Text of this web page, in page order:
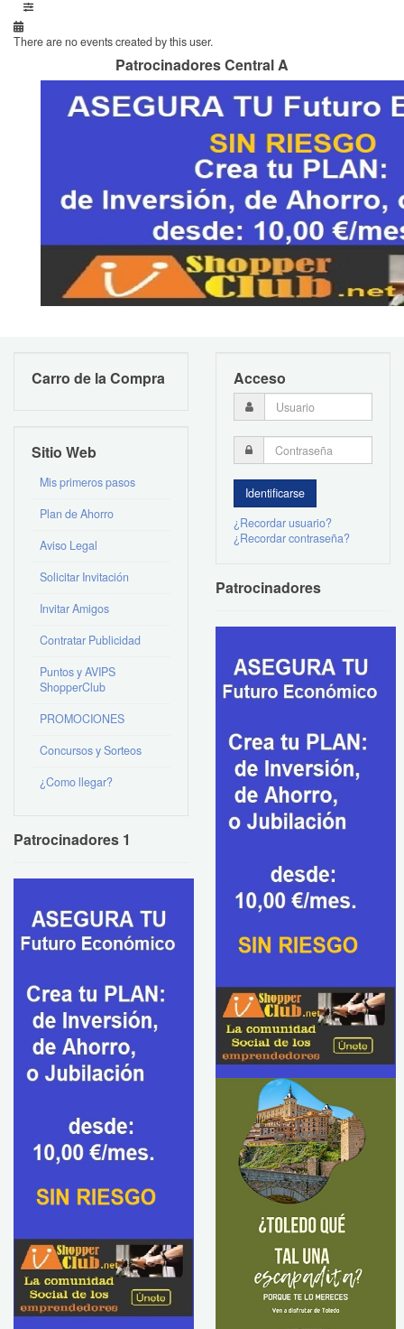
There are no events created by this user.
Patrocinadores Central A
Carro de la Compra
Sitio Web
Mis primeros pasos
Plan de Ahorro
Aviso Legal
Solicitar Invitación
Invitar Amigos
Contratar Publicidad
Puntos y AVIPS
ShopperClub
PROMOCIONES
Concursos y Sorteos
¿Como llegar?
Patrocinadores 1
Acceso
¿Recordar usuario?
¿Recordar contraseña?
Patrocinadores